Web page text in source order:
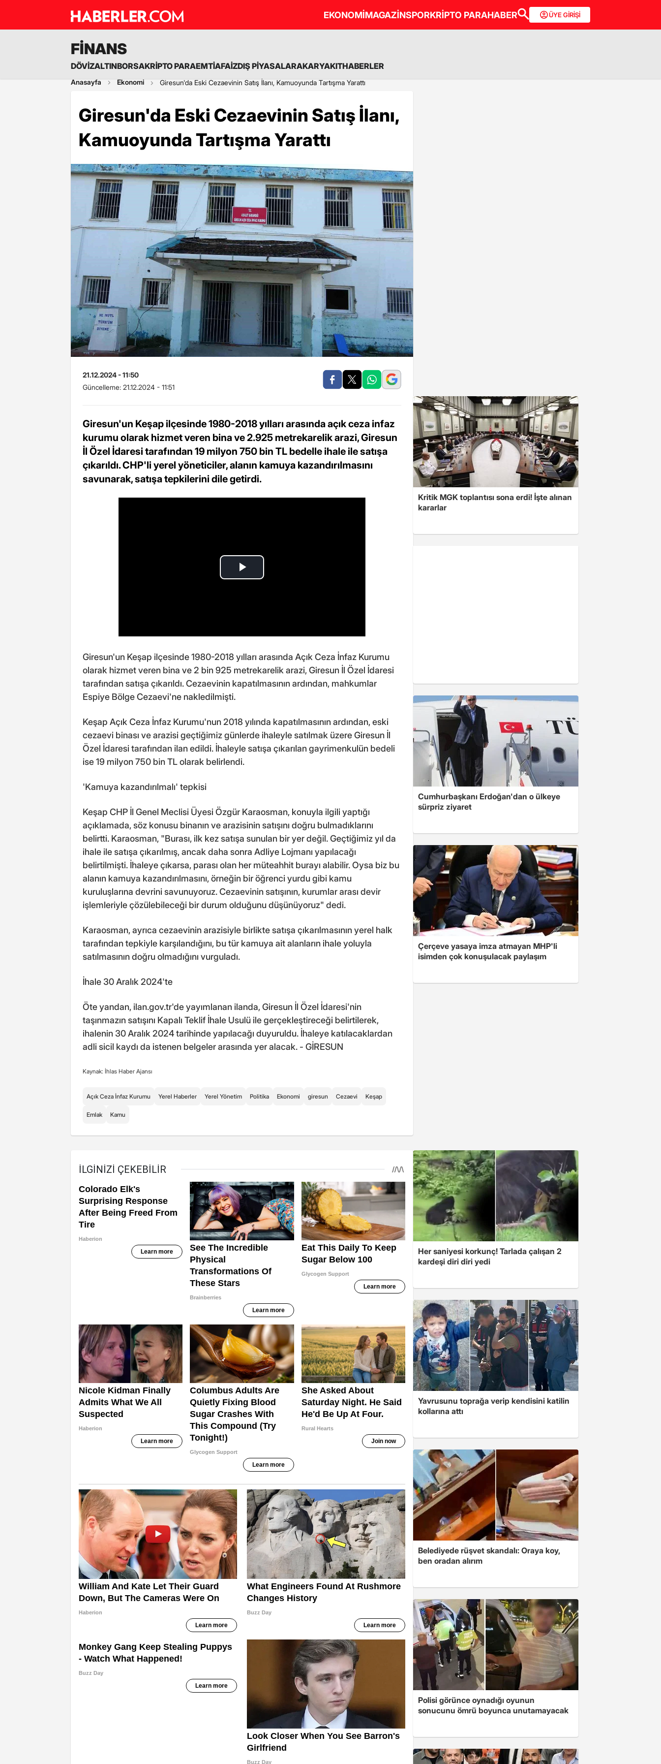
EKONOMİMAGAZİNSPORKRİPTO PARAHABER ÜYE GİRİŞİ
FİNANS
DÖVİZALTINBORSAKRİPTO PARAEMTİAFAİZDIŞ PİYASALARAKARYAKITHABERLER
Anasayfa Ekonomi Giresun'da Eski Cezaevinin Satış İlanı, Kamuoyunda Tartışma Yarattı
Giresun'da Eski Cezaevinin Satış İlanı,
Kamuoyunda Tartışma Yarattı
21.12.2024 - 11:50
Güncelleme: 21.12.2024 - 11:51
Giresun'un Keşap ilçesinde 1980-2018 yılları arasında açık ceza infaz
kurumu olarak hizmet veren bina ve 2.925 metrekarelik arazi, Giresun
İl Özel İdaresi tarafından 19 milyon 750 bin TL bedelle ihale ile satışa
çıkarıldı. CHP'li yerel yöneticiler, alanın kamuya kazandırılmasını
savunarak, satışa tepkilerini dile getirdi.
Giresun'un Keşap ilçesinde 1980-2018 yılları arasında Açık Ceza İnfaz Kurumu
olarak hizmet veren bina ve 2 bin 925 metrekarelik arazi, Giresun İl Özel İdaresi
tarafından satışa çıkarıldı. Cezaevinin kapatılmasının ardından, mahkumlar
Espiye Bölge Cezaevi'ne nakledilmişti.
Keşap Açık Ceza İnfaz Kurumu'nun 2018 yılında kapatılmasının ardından, eski
cezaevi binası ve arazisi geçtiğimiz günlerde ihaleyle satılmak üzere Giresun İl
Özel İdaresi tarafından ilan edildi. İhaleyle satışa çıkarılan gayrimenkulün bedeli
ise 19 milyon 750 bin TL olarak belirlendi.
'Kamuya kazandırılmalı' tepkisi
Keşap CHP İl Genel Meclisi Üyesi Özgür Karaosman, konuyla ilgili yaptığı
açıklamada, söz konusu binanın ve arazisinin satışını doğru bulmadıklarını
belirtti. Karaosman, "Burası, ilk kez satışa sunulan bir yer değil. Geçtiğimiz yıl da
ihale ile satışa çıkarılmış, ancak daha sonra Adliye Lojmanı yapılacağı
belirtilmişti. İhaleye çıkarsa, parası olan her müteahhit burayı alabilir. Oysa biz bu
alanın kamuya kazandırılmasını, örneğin bir öğrenci yurdu gibi kamu
kuruluşlarına devrini savunuyoruz. Cezaevinin satışının, kurumlar arası devir
işlemleriyle çözülebileceği bir durum olduğunu düşünüyoruz" dedi.
Karaosman, ayrıca cezaevinin arazisiyle birlikte satışa çıkarılmasının yerel halk
tarafından tepkiyle karşılandığını, bu tür kamuya ait alanların ihale yoluyla
satılmasının doğru olmadığını vurguladı.
İhale 30 Aralık 2024'te
Öte yandan, ilan.gov.tr'de yayımlanan ilanda, Giresun İl Özel İdaresi'nin
taşınmazın satışını Kapalı Teklif İhale Usulü ile gerçekleştireceği belirtilerek,
ihalenin 30 Aralık 2024 tarihinde yapılacağı duyuruldu. İhaleye katılacaklardan
adli sicil kaydı da istenen belgeler arasında yer alacak. - GİRESUN
Kaynak: İhlas Haber Ajansı
Açık Ceza İnfaz Kurumu Yerel Haberler Yerel Yönetim Politika Ekonomi giresun Cezaevi Keşap
Emlak Kamu
Kritik MGK toplantısı sona erdi! İşte alınan
kararlar
Cumhurbaşkanı Erdoğan'dan o ülkeye
sürpriz ziyaret
Çerçeve yasaya imza atmayan MHP'li
isimden çok konuşulacak paylaşım
Her saniyesi korkunç! Tarlada çalışan 2
kardeşi diri diri yedi
Yavrusunu toprağa verip kendisini katilin
kollarına attı
Belediyede rüşvet skandalı: Oraya koy,
ben oradan alırım
Polisi görünce oynadığı oyunun
sonucunu ömrü boyunca unutamayacak